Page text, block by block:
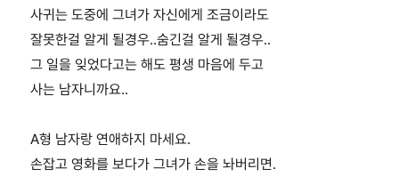
사귀는 도중에 그녀가 자신에게 조금이라도
잘못한걸 알게 될경우..숨긴걸 알게 될경우..
그 일을 잊었다고는 해도 평생 마음에 두고
사는 남자니까요..
A형 남자랑 연애하지 마세요.
손잡고 영화를 보다가 그녀가 손을 놔버리면.